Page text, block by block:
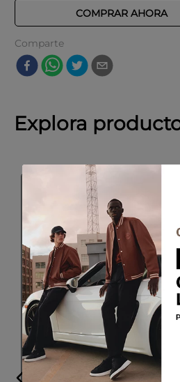
COMPRAR AHORA
Comparte
Explora
GEOX
U BALTMOORE A
Talla